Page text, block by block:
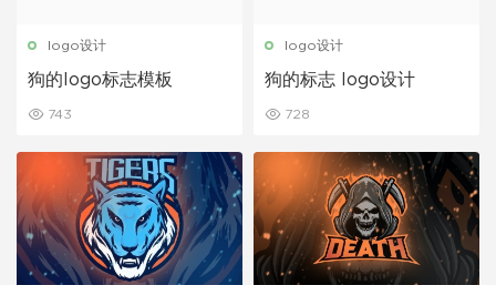
logo设计
狗的logo标志模板
743
logo设计
狗的标志 logo设计
728